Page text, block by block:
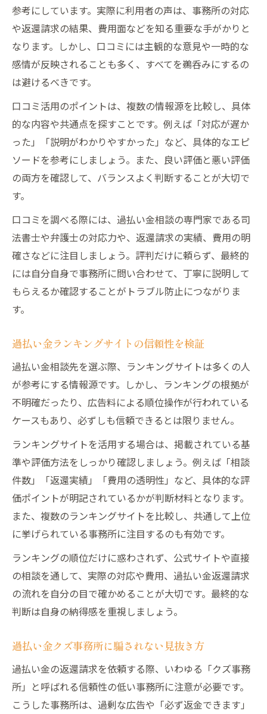
参考にしています。実際に利用者の声は、事務所の対応
や返還請求の結果、費用面などを知る重要な手がかりと
なります。しかし、口コミには主観的な意見や一時的な
感情が反映されることも多く、すべてを鵜呑みにするの
は避けるべきです。
口コミ活用のポイントは、複数の情報源を比較し、具体
的な内容や共通点を探すことです。例えば「対応が遅か
った」「説明がわかりやすかった」など、具体的なエピ
ソードを参考にしましょう。また、良い評価と悪い評価
の両方を確認して、バランスよく判断することが大切で
す。
口コミを調べる際には、過払い金相談の専門家である司
法書士や弁護士の対応力や、返還請求の実績、費用の明
確さなどに注目しましょう。評判だけに頼らず、最終的
には自分自身で事務所に問い合わせて、丁寧に説明して
もらえるか確認することがトラブル防止につながりま
す。
過払い金ランキングサイトの信頼性を検証
過払い金相談先を選ぶ際、ランキングサイトは多くの人
が参考にする情報源です。しかし、ランキングの根拠が
不明確だったり、広告料による順位操作が行われている
ケースもあり、必ずしも信頼できるとは限りません。
ランキングサイトを活用する場合は、掲載されている基
準や評価方法をしっかり確認しましょう。例えば「相談
件数」「返還実績」「費用の透明性」など、具体的な評
価ポイントが明記されているかが判断材料となります。
また、複数のランキングサイトを比較し、共通して上位
に挙げられている事務所に注目するのも有効です。
ランキングの順位だけに惑わされず、公式サイトや直接
の相談を通して、実際の対応や費用、過払い金返還請求
の流れを自分の目で確かめることが大切です。最終的な
判断は自身の納得感を重視しましょう。
過払い金クズ事務所に騙されない見抜き方
過払い金の返還請求を依頼する際、いわゆる「クズ事務
所」と呼ばれる信頼性の低い事務所に注意が必要です。
こうした事務所は、過剰な広告や「必ず返金できます」